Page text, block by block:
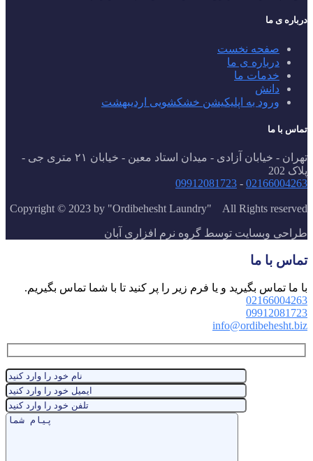
درباره ی ما
صفحه نخست
درباره ی ما
خدمات ما
دانش
ورود به اپلیکیشن خشکشویی اردیبهشت
تماس با ما
تهران - خیابان آزادی - میدان استاد معین - خیابان ۲۱ متری جی -
پلاک 202
02166004263
-
09912081723
Copyright © 2023 by "Ordibehesht Laundry" All Rights reserved
طراحی وبسايت توسط گروه نرم افزاری آبان
تماس با ما
با ما تماس بگیرید و یا فرم زیر را پر کنید تا با شما تماس بگیریم.
02166004263
09912081723
info@ordibehesht.biz